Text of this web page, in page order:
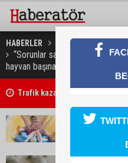
HABERLER GÜNDEM
“Sorunlar sadece bu kararla
hayvan başına teşvik verilmeli”
Trafik kazasında 85 yaşındaki